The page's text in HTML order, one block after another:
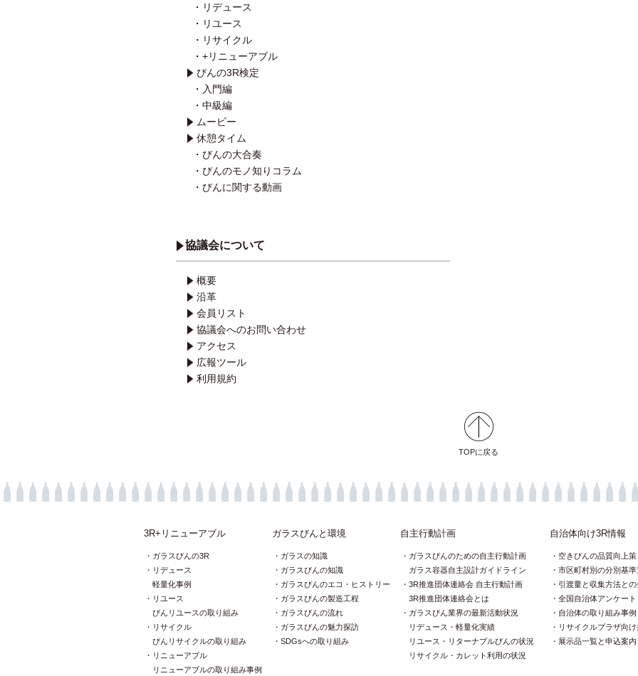
リデュース
リユース
リサイクル
+リニューアブル
びんの3R検定
入門編
中級編
ムービー
休憩タイム
びんの大合奏
びんのモノ知りコラム
びんに関する動画
協議会について
概要
沿革
会員リスト
協議会へのお問い合わせ
アクセス
広報ツール
利用規約
TOPに戻る
3R+リニューアブル
ガラスびんの3R
リデュース
軽量化事例
リユース
びんリユースの取り組み
リサイクル
びんリサイクルの取り組み
リニューアブル
リニューアブルの取り組み事例
ガラスびんと環境
ガラスの知識
ガラスびんの知識
ガラスびんのエコ・ヒストリー
ガラスびんの製造工程
ガラスびんの流れ
ガラスびんの魅力探訪
SDGsへの取り組み
自主行動計画
ガラスびんのための自主行動計画
ガラス容器自主設計ガイドライン
3R推進団体連絡会 自主行動計画
3R推進団体連絡会とは
ガラスびん業界の最新活動状況
リデュース・軽量化実績
リユース・リターナブルびんの状況
リサイクル・カレット利用の状況
自治体向け3R情報
空きびんの品質向上策
市区町村別の分別基
引渡量と収集方法と
全国自治体アンケート
自治体の取り組み事例
リサイクルプラザ向
展示品一覧と申込案内